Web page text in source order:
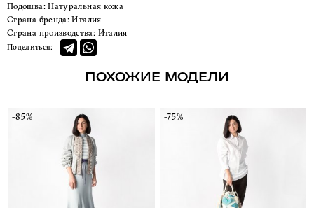
Подошва: Натуральная кожа
Страна бренда: Италия
Страна производства: Италия
Поделиться:
ПОХОЖИЕ МОДЕЛИ
-85% -75%